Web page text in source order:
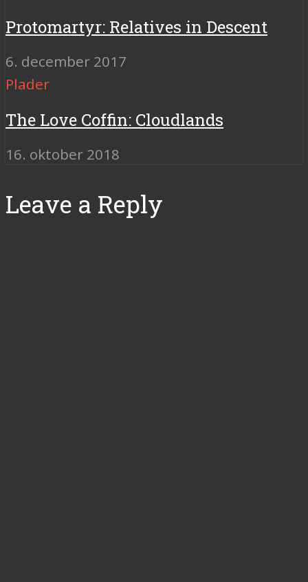
Protomartyr: Relatives in Descent
6. december 2017
Plader
The Love Coffin: Cloudlands
16. oktober 2018
Leave a Reply